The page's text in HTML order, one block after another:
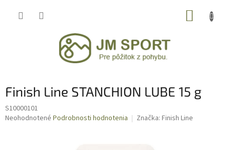
Finish Line STANCHION LUBE 15 g
S10000101
Priemerné
Neohodnotené Podrobnosti hodnotenia Značka: Finish Line